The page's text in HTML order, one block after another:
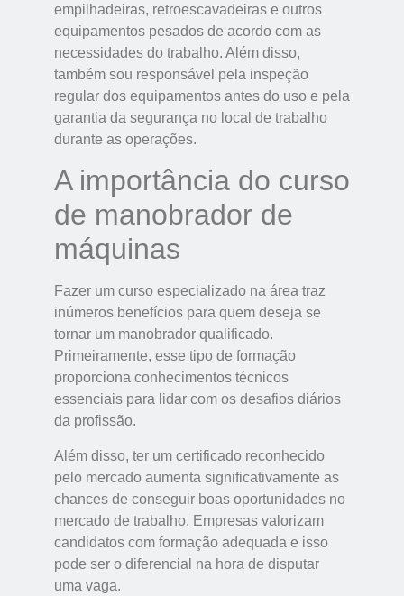
empilhadeiras, retroescavadeiras e outros
equipamentos pesados de acordo com as
necessidades do trabalho. Além disso,
também sou responsável pela inspeção
regular dos equipamentos antes do uso e pela
garantia da segurança no local de trabalho
durante as operações.
A importância do curso
de manobrador de
máquinas
Fazer um curso especializado na área traz
inúmeros benefícios para quem deseja se
tornar um manobrador qualificado.
Primeiramente, esse tipo de formação
proporciona conhecimentos técnicos
essenciais para lidar com os desafios diários
da profissão.
Além disso, ter um certificado reconhecido
pelo mercado aumenta significativamente as
chances de conseguir boas oportunidades no
mercado de trabalho. Empresas valorizam
candidatos com formação adequada e isso
pode ser o diferencial na hora de disputar
uma vaga.